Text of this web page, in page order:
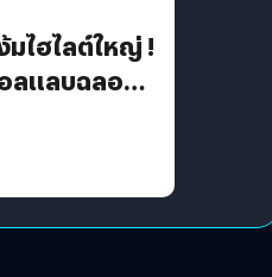
มไฮไลต์ใหญ่ !
ลแลบฉลอง